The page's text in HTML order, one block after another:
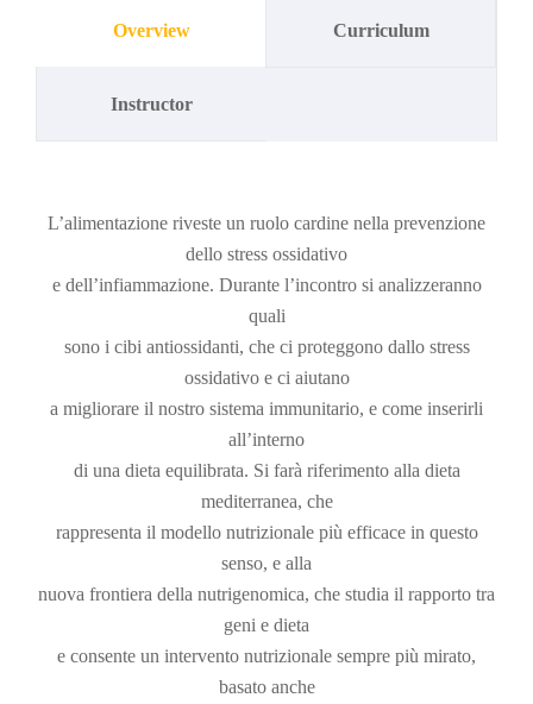
Overview Curriculum
Instructor
L’alimentazione riveste un ruolo cardine nella prevenzione
dello stress ossidativo
e dell’infiammazione. Durante l’incontro si analizzeranno
quali
sono i cibi antiossidanti, che ci proteggono dallo stress
ossidativo e ci aiutano
a migliorare il nostro sistema immunitario, e come inserirli
all’interno
di una dieta equilibrata. Si farà riferimento alla dieta
mediterranea, che
rappresenta il modello nutrizionale più efficace in questo
senso, e alla
nuova frontiera della nutrigenomica, che studia il rapporto tra
geni e dieta
e consente un intervento nutrizionale sempre più mirato,
basato anche